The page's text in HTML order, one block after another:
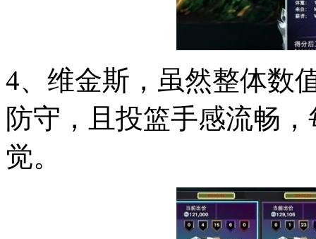
4、维金斯，虽然整体数
防守，且投篮手感流畅
觉。